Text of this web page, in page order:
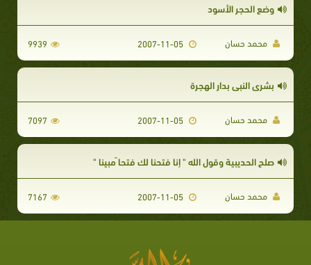
وضع الحجر الأسود
محمد حسان 9939
بشرى النبى بدار الهجرة
محمد حسان 7097
صلح الحديبية وقول الله " إنا فتحنا لك فتحا ًمبينا "
محمد حسان 7167